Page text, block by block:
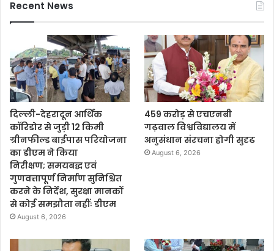
Recent News
दिल्ली-देहरादून आर्थिक
कॉरिडोर से जुड़ी 12 किमी
ग्रीनफील्ड बाईपास परियोजना
का डीएम ने किया
निरीक्षण; समयबद्ध एवं
गुणवत्तापूर्ण निर्माण सुनिश्चित
करने के निर्देश, सुरक्षा मानकों
से कोई समझौता नहींः डीएम
August 6, 2026
459 करोड़ से एचएनबी
गढ़वाल विश्वविद्यालय में
अनुसंधान संरचना होगी सुदृढ
August 6, 2026